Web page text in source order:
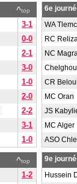
^top
3-1
0-0
2-1
3-0
1-0
2-0
2-2
3-1
1-0
6e
WA
RC
NC
CR
MC Oran
JS
MC Alger
ASO
^top
1-2
9e
Hussein